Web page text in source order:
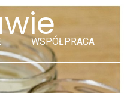
WSPÓŁPRACA